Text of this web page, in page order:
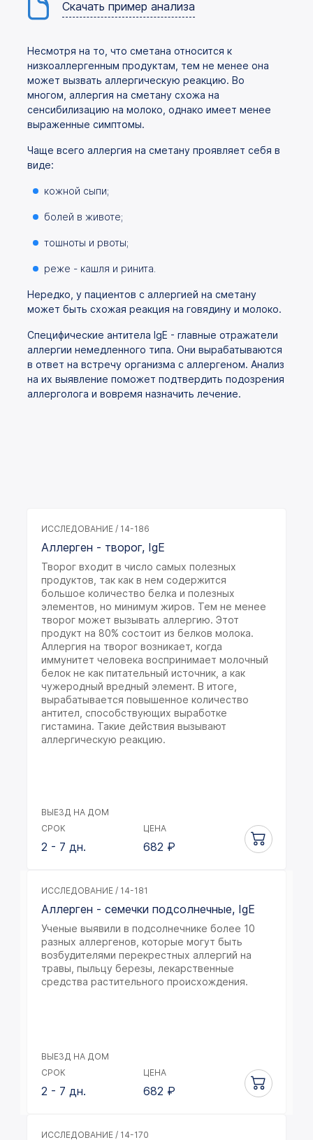
Скачать пример анализа
Несмотря на то, что сметана относится к
низкоаллергенным продуктам, тем не менее она
может вызвать аллергическую реакцию. Во
многом, аллергия на сметану схожа на
сенсибилизацию на молоко, однако имеет менее
выраженные симптомы.
Чаще всего аллергия на сметану проявляет себя в
виде:
кожной сыпи;
болей в животе;
тошноты и рвоты;
реже - кашля и ринита.
Нередко, у пациентов с аллергией на сметану
может быть схожая реакция на говядину и молоко.
Специфические антитела IgE - главные отражатели
аллергии немедленного типа. Они вырабатываются
в ответ на встречу организма с аллергеном. Анализ
на их выявление поможет подтвердить подозрения
аллерголога и вовремя назначить лечение.
ИССЛЕДОВАНИЕ / 14-186
Аллерген - творог, IgE
Творог входит в число самых полезных
продуктов, так как в нем содержится
большое количество белка и полезных
элементов, но минимум жиров. Тем не менее
творог может вызывать аллергию. Этот
продукт на 80% состоит из белков молока.
Аллергия на творог возникает, когда
иммунитет человека воспринимает молочный
белок не как питательный источник, а как
чужеродный вредный элемент. В итоге,
вырабатывается повышенное количество
антител, способствующих выработке
гистамина. Такие действия вызывают
аллергическую реакцию.
ВЫЕЗД НА ДОМ
СРОК
2 - 7 дн.
ЦЕНА
682 ₽
ИССЛЕДОВАНИЕ / 14-181
Аллерген - семечки подсолнечные, IgE
Ученые выявили в подсолнечнике более 10
разных аллергенов, которые могут быть
возбудителями перекрестных аллергий на
травы, пыльцу березы, лекарственные
средства растительного происхождения.
ВЫЕЗД НА ДОМ
СРОК
2 - 7 дн.
ЦЕНА
682 ₽
ИССЛЕДОВАНИЕ / 14-170